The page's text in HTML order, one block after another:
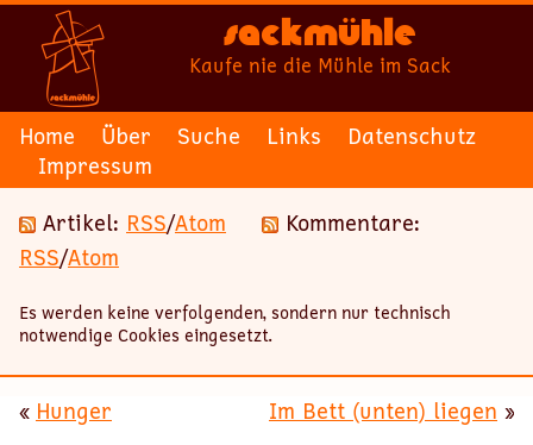
Sackmühle
Kaufe nie die Mühle im Sack
Home Über Suche Links
Datenschutz
Impressum
Artikel: RSS/Atom
Kommentare:
RSS/Atom
Es werden keine verfolgenden, sondern nur technisch
notwendige Cookies eingesetzt.
« Hunger Im Bett (unten) liegen »